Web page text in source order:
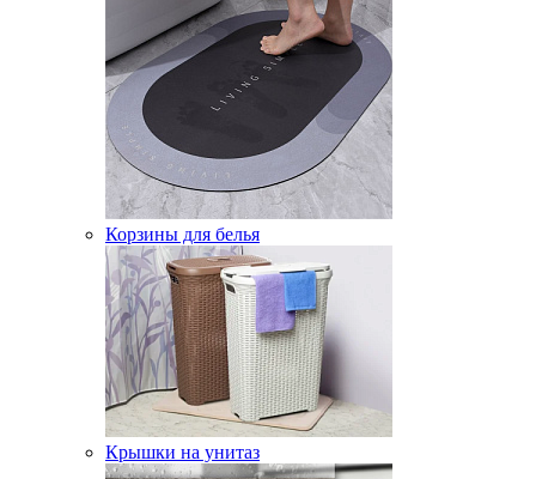
Корзины для белья
Крышки на унитаз